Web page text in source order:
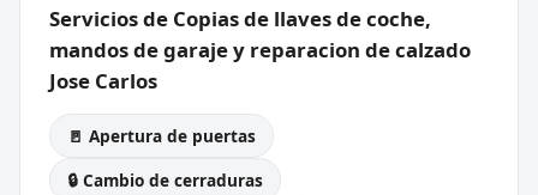
Servicios de Copias de llaves de coche,
mandos de garaje y reparacion de calzado
Jose Carlos
🚪 Apertura de puertas
🔒 Cambio de cerraduras